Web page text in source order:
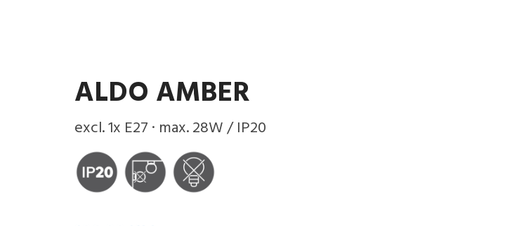
ALDO AMBER
excl. 1x E27 · max. 28W / IP20